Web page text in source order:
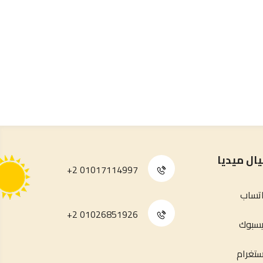
ميديا 01017114997 2+
01026851926 2+